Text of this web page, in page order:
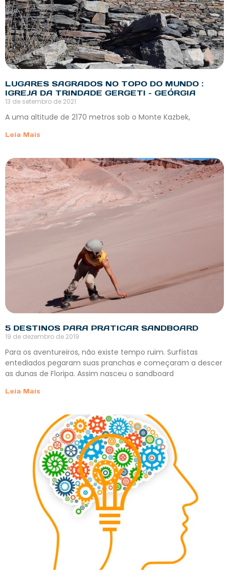
LUGARES SAGRADOS NO TOPO DO MUNDO :
IGREJA DA TRINDADE GERGETI – GEÓRGIA
13 de setembro de 2021
A uma altitude de 2170 metros sob o Monte Kazbek,
Leia Mais
5 DESTINOS PARA PRATICAR SANDBOARD
19 de dezembro de 2019
Para os aventureiros, não existe tempo ruim. Surfistas
entediados pegaram suas pranchas e começaram a descer
as dunas de Floripa. Assim nasceu o sandboard
Leia Mais